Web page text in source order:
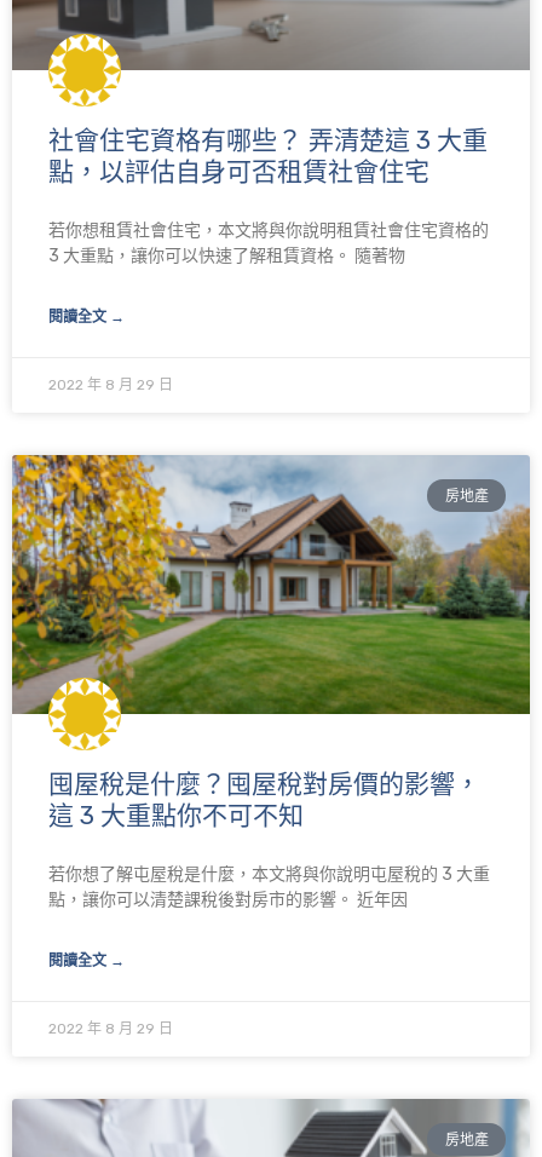
社會住宅資格有哪些？ 弄清楚這 3 大重
點，以評估自身可否租賃社會住宅
若你想租賃社會住宅，本文將與你說明租賃社會住宅資格的
3 大重點，讓你可以快速了解租賃資格。 隨著物
閱讀全文 →
2022 年 8 月 29 日
房地產
囤屋稅是什麼？囤屋稅對房價的影響，
這 3 大重點你不可不知
若你想了解屯屋稅是什麼，本文將與你說明屯屋稅的 3 大重
點，讓你可以清楚課稅後對房市的影響。 近年因
閱讀全文 →
2022 年 8 月 29 日
房地產